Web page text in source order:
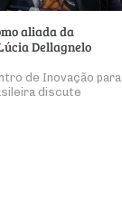
aliada da
Dellagnelo
de Inovação para
discute